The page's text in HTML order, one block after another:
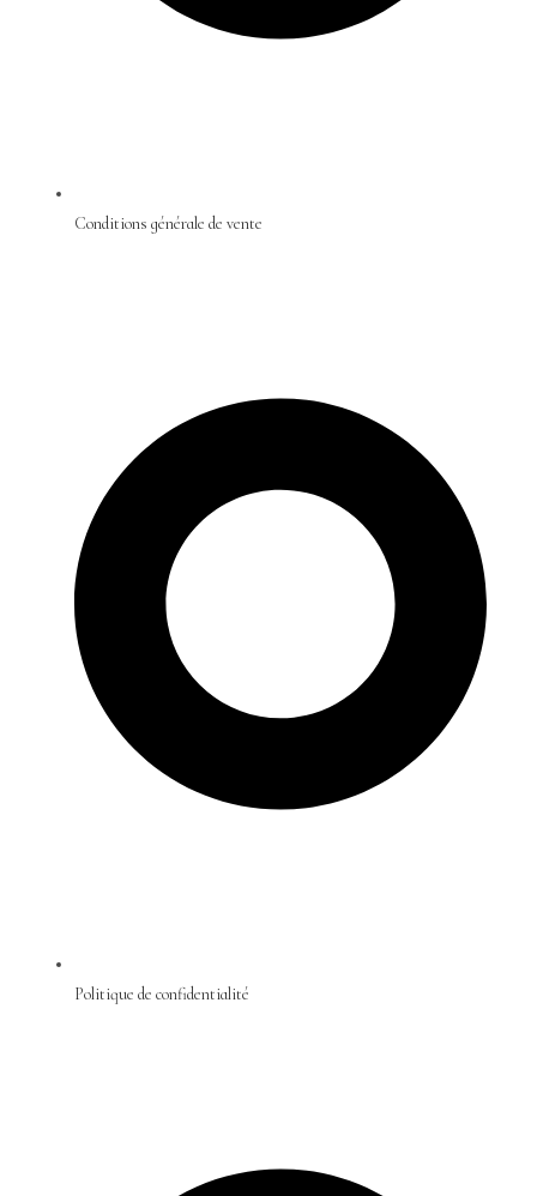
Conditions générale de vente
Politique de confidentialité